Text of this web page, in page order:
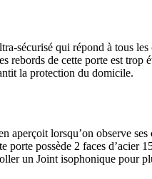
sécurisé qui répond à tous
rebords de cette porte est
la protection du domicile.
aperçoit lorsqu’on observe
possède 2 faces d’acier
un Joint isophonique pour